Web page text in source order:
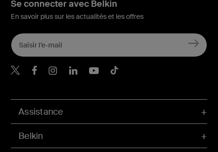
Assistance
Belkin
Se connecter avec Belkin
En savoir plus sur les actualités et les offres
Belkin Twitter
Belkin Facebook
Belkin Instagram
Belkin LinkedIn
Belkin Youtube
Belkin TikTok